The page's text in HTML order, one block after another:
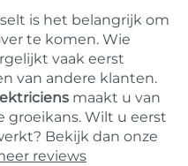
is het belangrijk om
te komen. Wie
vaak eerst
van andere klanten.
maakt u van
Wilt u eerst
Bekijk dan onze
reviews